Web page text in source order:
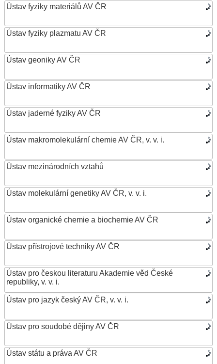
Ústav fyziky materiálů AV ČR
Ústav fyziky plazmatu AV ČR
Ústav geoniky AV ČR
Ústav informatiky AV ČR
Ústav jaderné fyziky AV ČR
Ústav makromolekulární chemie AV ČR, v. v. i.
Ústav mezinárodních vztahů
Ústav molekulární genetiky AV ČR, v. v. i.
Ústav organické chemie a biochemie AV ČR
Ústav přístrojové techniky AV ČR
Ústav pro českou literaturu Akademie věd České
republiky, v. v. i.
Ústav pro jazyk český AV ČR, v. v. i.
Ústav pro soudobé dějiny AV ČR
Ústav státu a práva AV ČR